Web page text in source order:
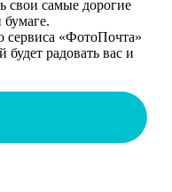
свои самые дорогие
сервиса «ФотоПочта»
будет радовать вас и